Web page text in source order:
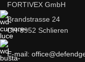
FORTIVEX GmbH
Brandstrasse 24
CH-8952 Schlieren
E-mail: